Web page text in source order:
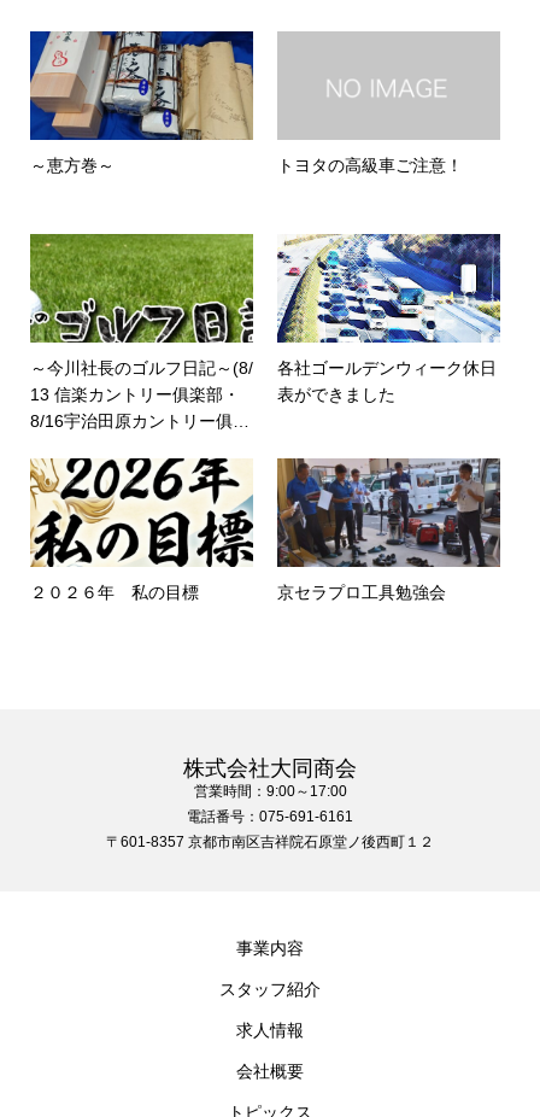
～恵方巻～ トヨタの高級車ご注意！
～今川社長のゴルフ日記～(8/
13 信楽カントリー俱楽部・
8/16宇治田原カントリー俱楽
各社ゴールデンウィーク休日
表ができました
２０２６年 私の目標 京セラプロ工具勉強会
株式会社大同商会
営業時間：9:00～17:00
電話番号：075-691-6161
〒601-8357 京都市南区吉祥院石原堂ノ後西町１２
事業内容
スタッフ紹介
求人情報
会社概要
トピックス